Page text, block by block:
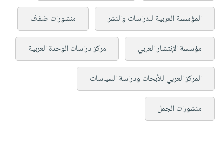
المؤسسة العربية للدراسات والنشر منشورات ضفاف
مؤسسة الإنتشار العربي مركز دراسات الوحدة العربية
المركز العربي للأبحاث ودراسة السياسات
منشورات الجمل